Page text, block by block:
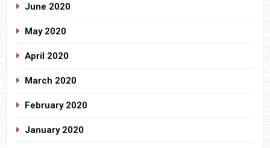
June 2020
May 2020
April 2020
March 2020
February 2020
January 2020